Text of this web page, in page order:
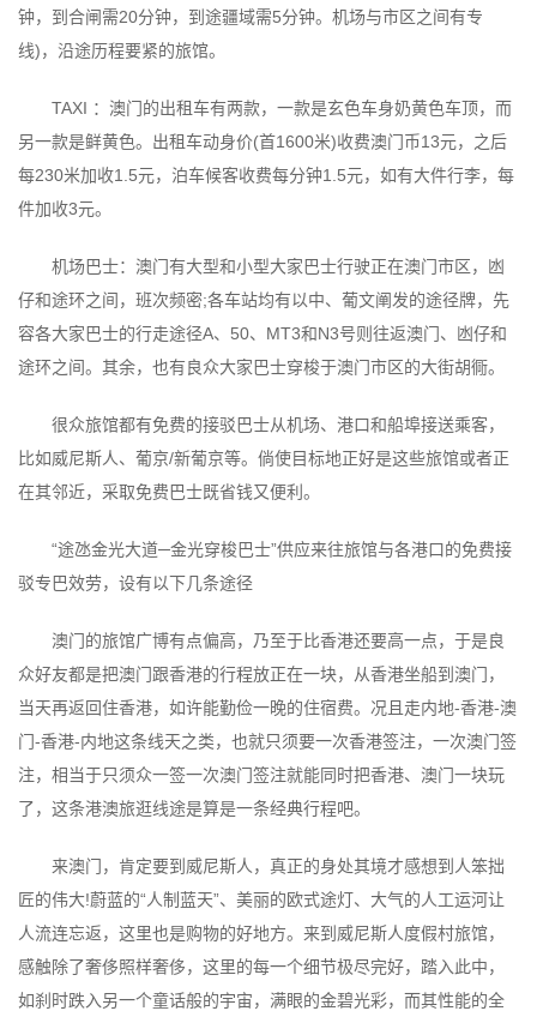
钟，到合闸需20分钟，到途疆域需5分钟。机场与市区之间有专
线)，沿途历程要紧的旅馆。
TAXI ：澳门的出租车有两款，一款是玄色车身奶黄色车顶，而
另一款是鲜黄色。出租车动身价(首1600米)收费澳门币13元，之后
每230米加收1.5元，泊车候客收费每分钟1.5元，如有大件行李，每
件加收3元。
机场巴士：澳门有大型和小型大家巴士行驶正在澳门市区，凼
仔和途环之间，班次频密;各车站均有以中、葡文阐发的途径牌，先
容各大家巴士的行走途径A、50、MT3和N3号则往返澳门、凼仔和
途环之间。其余，也有良众大家巴士穿梭于澳门市区的大街胡衕。
很众旅馆都有免费的接驳巴士从机场、港口和船埠接送乘客，
比如威尼斯人、葡京/新葡京等。倘使目标地正好是这些旅馆或者正
在其邻近，采取免费巴士既省钱又便利。
“途氹金光大道─金光穿梭巴士”供应来往旅馆与各港口的免费接
驳专巴效劳，设有以下几条途径
澳门的旅馆广博有点偏高，乃至于比香港还要高一点，于是良
众好友都是把澳门跟香港的行程放正在一块，从香港坐船到澳门，
当天再返回住香港，如许能勤俭一晚的住宿费。况且走内地-香港-澳
门-香港-内地这条线天之类，也就只须要一次香港签注，一次澳门签
注，相当于只须众一签一次澳门签注就能同时把香港、澳门一块玩
了，这条港澳旅逛线途是算是一条经典行程吧。
来澳门，肯定要到威尼斯人，真正的身处其境才感想到人笨拙
匠的伟大!蔚蓝的“人制蓝天”、美丽的欧式途灯、大气的人工运河让
人流连忘返，这里也是购物的好地方。来到威尼斯人度假村旅馆，
感触除了奢侈照样奢侈，这里的每一个细节极尽完好，踏入此中，
如刹时跌入另一个童话般的宇宙，满眼的金碧光彩，而其性能的全